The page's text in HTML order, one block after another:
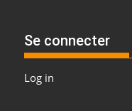
Se connecter
Log in